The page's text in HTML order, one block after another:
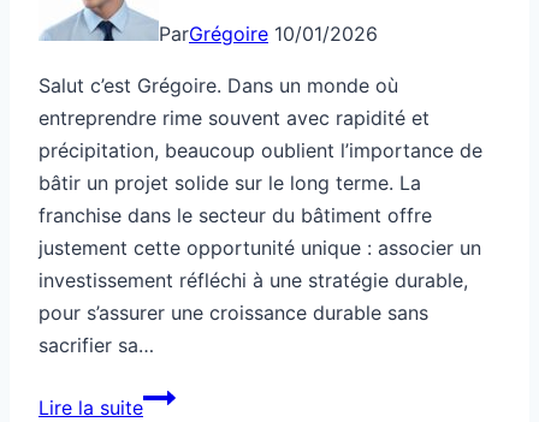
ParGrégoire 10/01/2026
Salut c’est Grégoire. Dans un monde où
entreprendre rime souvent avec rapidité et
précipitation, beaucoup oublient l’importance de
bâtir un projet solide sur le long terme. La
franchise dans le secteur du bâtiment offre
justement cette opportunité unique : associer un
investissement réfléchi à une stratégie durable,
pour s’assurer une croissance durable sans
sacrifier sa…
Lire la suiteFranchise